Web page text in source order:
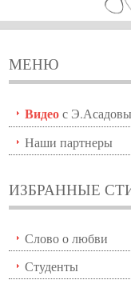
МЕНЮ
Видеос
Наши партнеры
ИЗБРАННЫЕ
Слово о любви
Студенты